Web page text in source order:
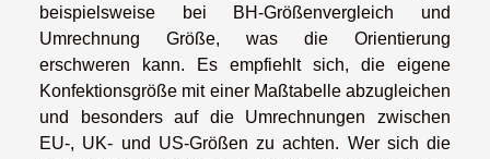
beispielsweise bei BH-Größenvergleich und
Umrechnung Größe, was die Orientierung
erschweren kann. Es empfiehlt sich, die eigene
Konfektionsgröße mit einer Maßtabelle abzugleichen
und besonders auf die Umrechnungen zwischen
EU-, UK- und US-Größen zu achten. Wer sich die